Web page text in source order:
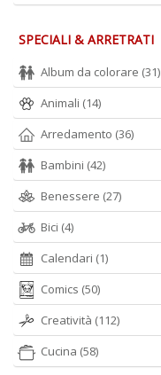
SPECIALI & ARRETRATI
Album da colorare (31)
Animali (14)
Arredamento (36)
Bambini (42)
Benessere (27)
Bici (4)
Calendari (1)
Comics (50)
Creatività (112)
Cucina (58)